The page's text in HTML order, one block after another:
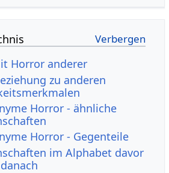
Horror anderer
zu anderen
Horror - ähnliche
Horror - Gegenteile
im Alphabet davor